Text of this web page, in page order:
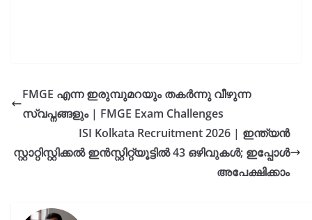
FMGE എന്ന ഇരുമ്പുമറയും തകർന്നു വീഴുന്ന
സ്വപ്നങ്ങളും | FMGE Exam Challenges
ISI Kolkata Recruitment 2026 | ഇന്ത്യൻ
സ്റ്റാറ്റിസ്റ്റിക്കൽ ഇൻസ്റ്റിറ്റ്യൂട്ടിൽ 43 ഒഴിവുകൾ; ഇപ്പോൾ
അപേക്ഷിക്കാം